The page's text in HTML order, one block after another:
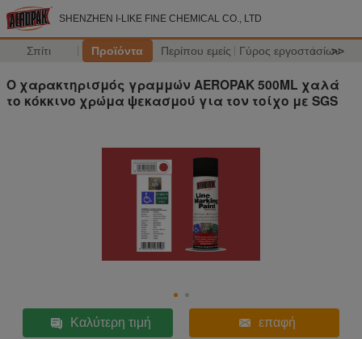
SHENZHEN I-LIKE FINE CHEMICAL CO., LTD
Σπίτι Προϊόντα Περίπου εμείς Γύρος εργοστασίων
>>
Ο χαρακτηρισμός γραμμών AEROPAK 500ML χαλά
το κόκκινο χρώμα ψεκασμού για τον τοίχο με SGS
Καλύτερη τιμή επαφή